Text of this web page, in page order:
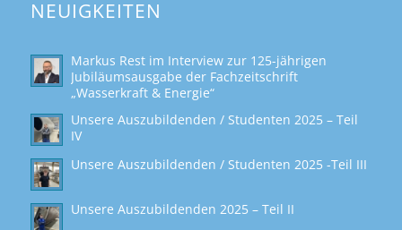
NEUIGKEITEN
Markus Rest im Interview zur 125-jährigen
Jubiläumsausgabe der Fachzeitschrift
„Wasserkraft & Energie“
Unsere Auszubildenden / Studenten 2025 – Teil
IV
Unsere Auszubildenden / Studenten 2025 -Teil III
Unsere Auszubildenden 2025 – Teil II